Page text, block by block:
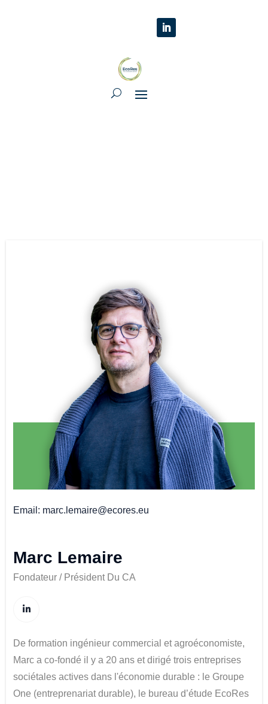
Email marc.lemaire@ecores.eu
Marc Lemaire
Fondateur / Président Du CA
De formation ingénieur commercial et agroéconomiste,
Marc a co-fondé il y a 20 ans et dirigé trois entreprises
sociétales actives dans l'économie durable : le Groupe
One (entreprenariat durable), le bureau d’étude EcoRes